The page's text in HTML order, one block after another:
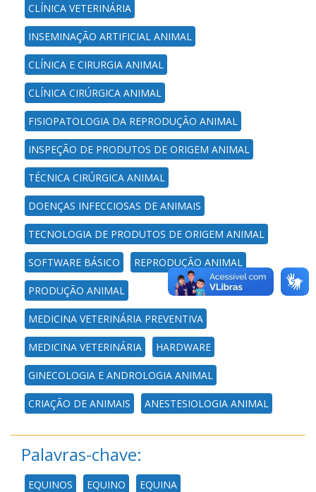
CLÍNICA VETERINÁRIA
INSEMINAÇÃO ARTIFICIAL ANIMAL
CLÍNICA E CIRURGIA ANIMAL
CLÍNICA CIRÚRGICA ANIMAL
FISIOPATOLOGIA DA REPRODUÇÃO ANIMAL
INSPEÇÃO DE PRODUTOS DE ORIGEM ANIMAL
TÉCNICA CIRÚRGICA ANIMAL
DOENÇAS INFECCIOSAS DE ANIMAIS
TECNOLOGIA DE PRODUTOS DE ORIGEM ANIMAL
SOFTWARE BÁSICO REPRODUÇÃO ANIMAL
PRODUÇÃO ANIMAL
MEDICINA VETERINÁRIA PREVENTIVA
MEDICINA VETERINÁRIA HARDWARE
GINECOLOGIA E ANDROLOGIA ANIMAL
CRIAÇÃO DE ANIMAIS ANESTESIOLOGIA ANIMAL
Palavras-chave:
EQUINOS EQUINO EQUINA